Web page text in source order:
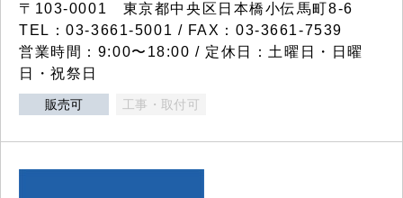
〒103-0001 東京都中央区日本橋小伝馬町8-6
TEL：03-3661-5001 / FAX：03-3661-7539
営業時間：9:00〜18:00 / 定休日：土曜日・日曜
日・祝祭日
販売可 工事・取付可